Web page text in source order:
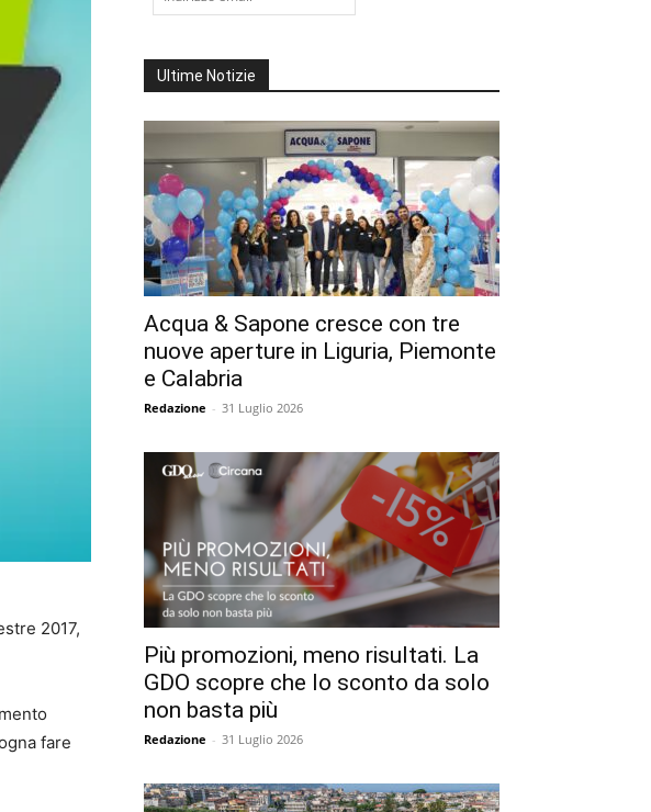
2017,
fare
Ultime Notizie
Acqua & Sapone cresce con tre
nuove aperture in Liguria, Piemonte
e Calabria
Redazione - 31 Luglio 2026
Più promozioni, meno risultati. La
GDO scopre che lo sconto da solo
non basta più
Redazione - 31 Luglio 2026